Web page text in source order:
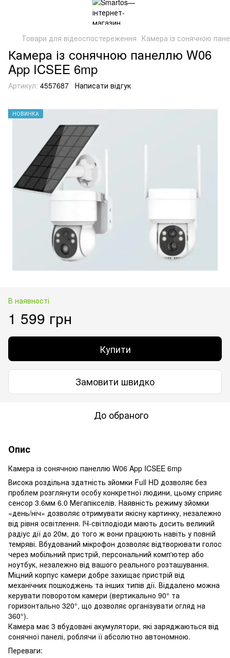
Товари для відеоспостереження Камера із сонячною
Камера із сонячною панеллю W06
App ICSEE 6mp
Артикул: 4557687 Написати відгук
НОВИНКА
В наявності
1 599 грн
Купити
Замовити швидко
До обраного
Опис
Камера із сонячною панеллю W06 App ICSEE 6mp
Висока роздільна здатність зйомки Full HD дозволяє без
проблем розглянути особу конкретної людини, цьому сприяє
сенсор 3.6мм 6.0 Мегапікселів. Наявність режиму зйомки
«день/ніч» дозволяє отримувати якісну картинку, незалежно
від рівня освітлення. ІЧ-світлодіоди мають досить великий
радіус дії до 20м, до того ж вони працюють навіть у повній
темряві. Вбудований мікрофон дозволяє відтворювати голос
через мобільний пристрій, персональний комп'ютер або
ноутбук, незалежно від вашого реального розташування.
Міцний корпус камери добре захищає пристрій від
механічних пошкоджень та інших типів дії. Віддалено можна
керувати поворотом камери (вертикально 90° та
горизонтально 320°, що дозволяє організувати огляд на
360°).
Камера має 3 вбудовані акумулятори, які заряджаються від
сонячної панелі, роблячи її абсолютно автономною.
Переваги: